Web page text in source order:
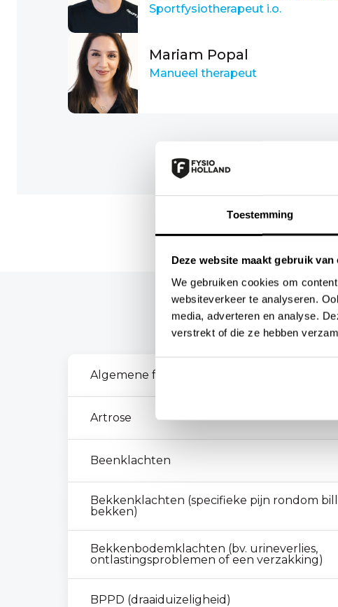
Toestemming
Deze website maakt gebruik van
We gebruiken cookies om
websiteverkeer te analyseren.
media, adverteren en analyse.
verstrekt of die ze hebben
Sportfysiotherapeut i.o.
Mariam Popal
Manueel therapeut
Je kunt bij
Algemene fysiotherapie
Artrose
Beenklachten
Bekkenklachten (specifieke pijn rondom
bekken)
Bekkenbodemklachten (bv. urineverlies,
ontlastingsproblemen of een verzakking)
BPPD (draaiduizeligheid)